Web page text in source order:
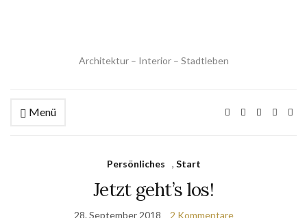
Architektur – Interior – Stadtleben
Menü
Persönliches , Start
Jetzt geht’s los!
28. September 2018 2 Kommentare